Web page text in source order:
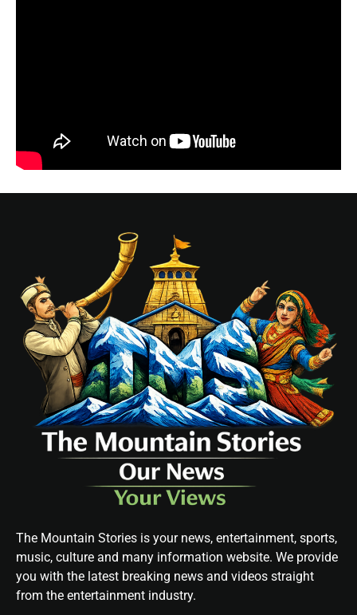
The Mountain Stories is your news, entertainment, sports,
music, culture and many information website. We provide
you with the latest breaking news and videos straight
from the entertainment industry.